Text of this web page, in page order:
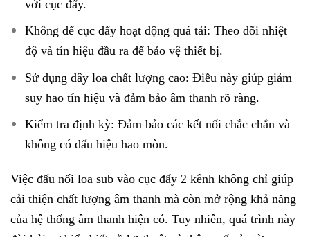
với cục đẩy.
Không để cục đẩy hoạt động quá tải: Theo dõi nhiệt
độ và tín hiệu đầu ra để bảo vệ thiết bị.
Sử dụng dây loa chất lượng cao: Điều này giúp giảm
suy hao tín hiệu và đảm bảo âm thanh rõ ràng.
Kiểm tra định kỳ: Đảm bảo các kết nối chắc chắn và
không có dấu hiệu hao mòn.
Việc đấu nối loa sub vào cục đẩy 2 kênh không chỉ giúp
cải thiện chất lượng âm thanh mà còn mở rộng khả năng
của hệ thống âm thanh hiện có. Tuy nhiên, quá trình này